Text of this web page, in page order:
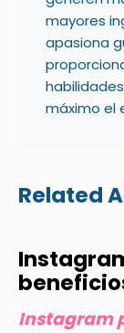
mayores
apasiona
máximo el
Related
Instagram